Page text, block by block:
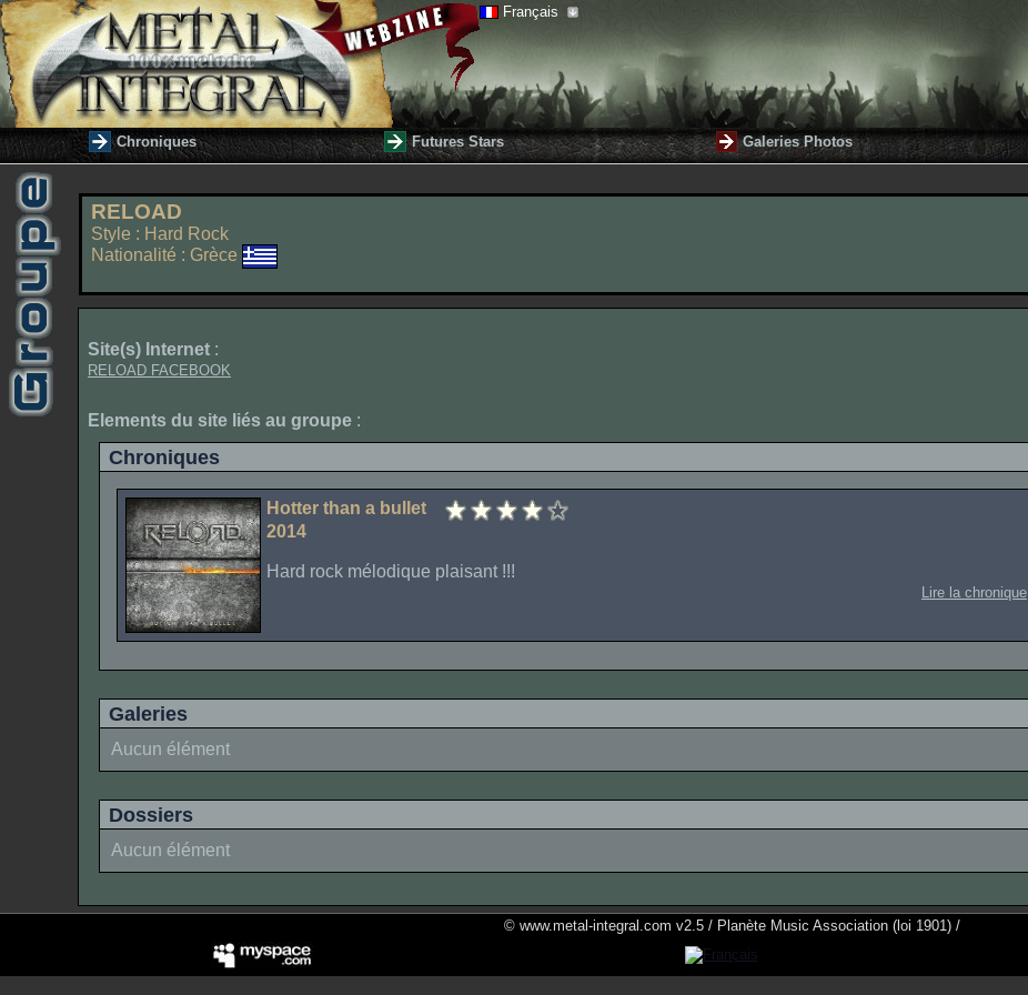
Français
Chroniques Futures Stars Galeries Photos
RELOAD
Style : Hard Rock
Nationalité : Grèce
Site(s) Internet :
RELOAD FACEBOOK
Elements du site liés au groupe :
Chroniques
Hotter than a bullet
2014
Hard rock mélodique plaisant !!!
Lire la chronique
Galeries
Aucun élément
Dossiers
Aucun élément
© www.metal-integral.com v2.5 / Planète Music Association (loi 1901) /